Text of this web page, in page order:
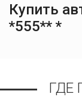
Купить
*555** *
ГДЕ